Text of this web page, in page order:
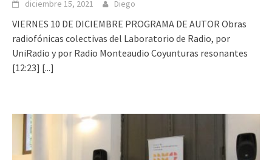
diciembre 15, 2021 Diego
VIERNES 10 DE DICIEMBRE PROGRAMA DE AUTOR Obras
radiofónicas colectivas del Laboratorio de Radio, por
UniRadio y por Radio Monteaudio Coyunturas resonantes
[12:23] [...]